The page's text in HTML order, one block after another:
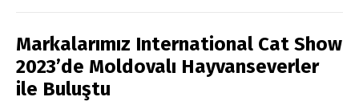
Markalarımız International Cat Show
2023’de Moldovalı Hayvanseverler
ile Buluştu